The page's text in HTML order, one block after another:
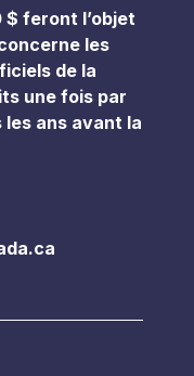
$ feront l’objet
les
de la
une fois par
ans avant la